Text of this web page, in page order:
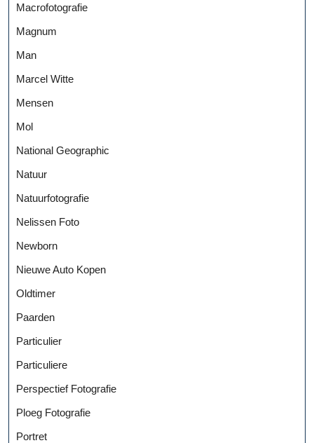
Macrofotografie
Magnum
Man
Marcel Witte
Mensen
Mol
National Geographic
Natuur
Natuurfotografie
Nelissen Foto
Newborn
Nieuwe Auto Kopen
Oldtimer
Paarden
Particulier
Particuliere
Perspectief Fotografie
Ploeg Fotografie
Portret